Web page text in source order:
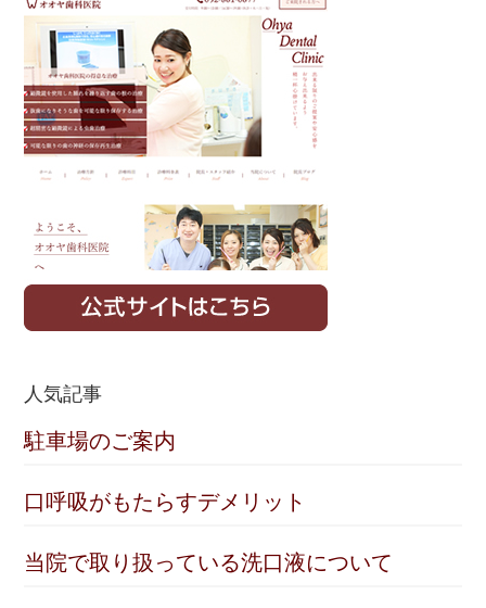
Sidebar
人気記事
駐車場のご案内
口呼吸がもたらすデメリット
当院で取り扱っている洗口液について